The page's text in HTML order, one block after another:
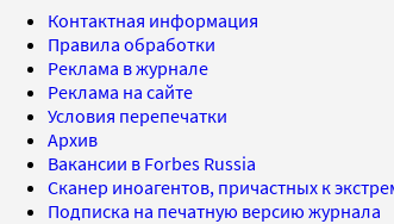
Контактная информация
Правила обработки
Реклама в журнале
Реклама на сайте
Условия перепечатки
Архив
Вакансии в Forbes Russia
Сканер иноагентов, причастных к
Подписка на печатную версию журнала